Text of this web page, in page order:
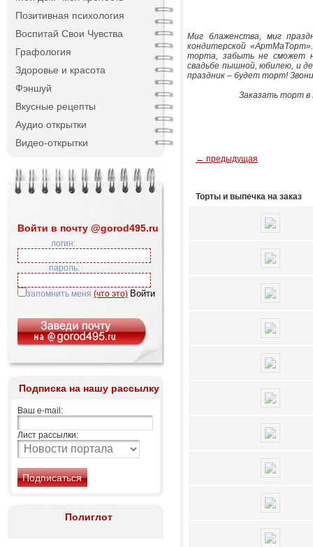
Позитивная психология
Воспитай Свои Чувства
Графология
Здоровье и красота
Фэншуй
Вкусные рецепты
Аудио открытки
Видео-открытки
Войти в почту @gorod495.ru
логин:
пароль:
запомнить меня (что это)
Подписка на нашу рассылку
Ваш e-mail:
Лист рассылки:
Полиглот
Миг блаженства, миг
кондитерской
торта, забыть не сможет
свадьбе пышной, юбилею, и
праздник – будет торт!
Заказать торт в
← предыдущая
Торты и выпечка на заказ